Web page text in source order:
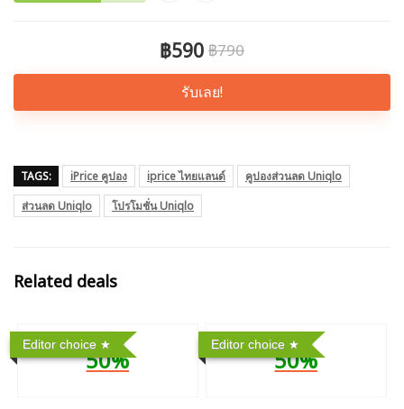
฿590 ฿790
รับเลย!
TAGS: iPrice คูปอง iprice ไทยแลนด์
คูปองส่วนลด Uniqlo
ส่วนลด Uniqlo
โปรโมชั่น Uniqlo
Related deals
Editor choice
50%
Editor choice
50%